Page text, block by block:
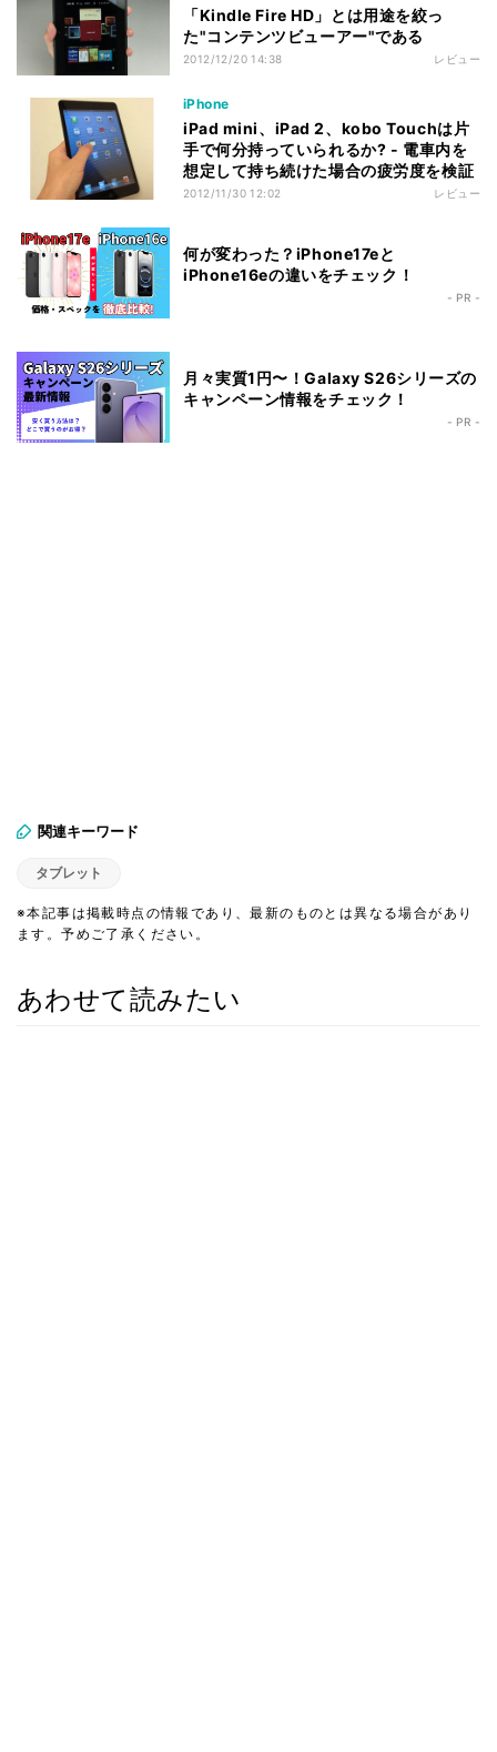
「Kindle Fire HD」とは用途を絞っ
た"コンテンツビューアー"である
2012/12/20 14:38 レビュー
iPhone
iPad mini、iPad 2、kobo Touchは片
手で何分持っていられるか? - 電車内を
想定して持ち続けた場合の疲労度を検証
2012/11/30 12:02 レビュー
何が変わった？iPhone17eと
iPhone16eの違いをチェック！
- PR -
月々実質1円〜！Galaxy S26シリーズの
キャンペーン情報をチェック！
- PR -
関連キーワード
タブレット
※本記事は掲載時点の情報であり、最新のものとは異なる場合があり
ます。予めご了承ください。
あわせて読みたい